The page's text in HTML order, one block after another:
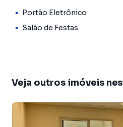
A Imobiliária Compare tem
planta em Vila Augusta e em
Aqui você encontra milhares
Negocie seu imóvel de forma
Portão Eletrônico
Salão de Festas
Veja outros imóveis